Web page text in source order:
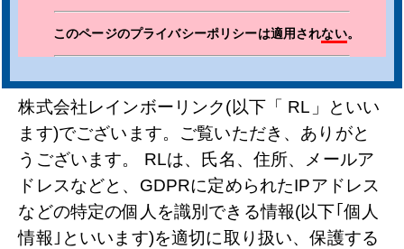
このページのプライバシーポリシーは適用されない。
株式会社レインボーリンク(以下「 RL」といい
ます)でございます。ご覧いただき、ありがと
うございます。 RLは、氏名、住所、メールア
ドレスなどと、GDPRに定められたIPアドレス
などの特定の個人を識別できる情報(以下｢個人
情報｣といいます)を適切に取り扱い、保護する